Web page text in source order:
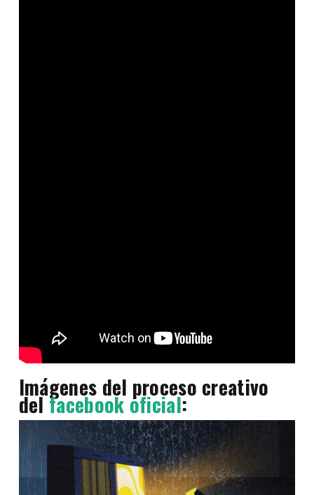
Imágenes del proceso creativo
delfacebook oficial: